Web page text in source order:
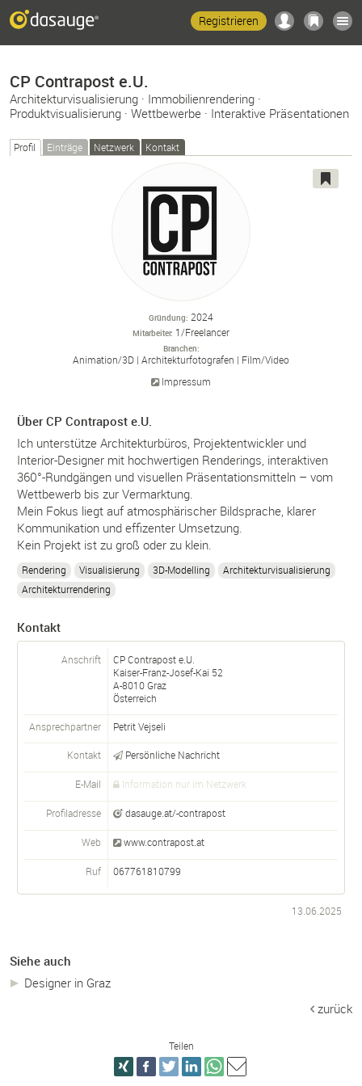
Registrieren
CP Contrapost e.U.
Architekturvisualisierung · Immobilienrendering ·
Produktvisualisierung · Wettbewerbe · Interaktive Präsentationen
Profil Einträge Netzwerk Kontakt
Gründung 2024
Mitarbeiter 1/Freelancer
Branchen
Animation/3D Architekturfotografen Film/Video
Impressum
Über CP Contrapost e.U.
Ich unterstütze Architekturbüros, Projektentwickler und
Interior-Designer mit hochwertigen Renderings, interaktiven
360°-Rundgängen und visuellen Präsentationsmitteln – vom
Wettbewerb bis zur Vermarktung.
Mein Fokus liegt auf atmosphärischer Bildsprache, klarer
Kommunikation und effizenter Umsetzung.
Kein Projekt ist zu groß oder zu klein.
Rendering Visualisierung 3D-Modelling
Architekturvisualisierung
Architekturrendering
Kontakt
Anschrift
CP Contrapost e.U.
Kaiser-Franz-Josef-Kai 52
A-8010Graz
Österreich
Ansprechpartner Petrit Vejseli
Kontakt Persönliche Nachricht
E-Mail Information nur im Netzwerk
Profiladresse dasauge.at/-contrapost
Web www.contrapost.at
Ruf 067761810799
13.06.2025
Siehe auch
Designer in Graz
zurück
Teilen